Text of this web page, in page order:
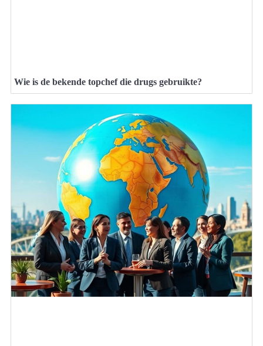
Wie is de bekende topchef die drugs gebruikte?